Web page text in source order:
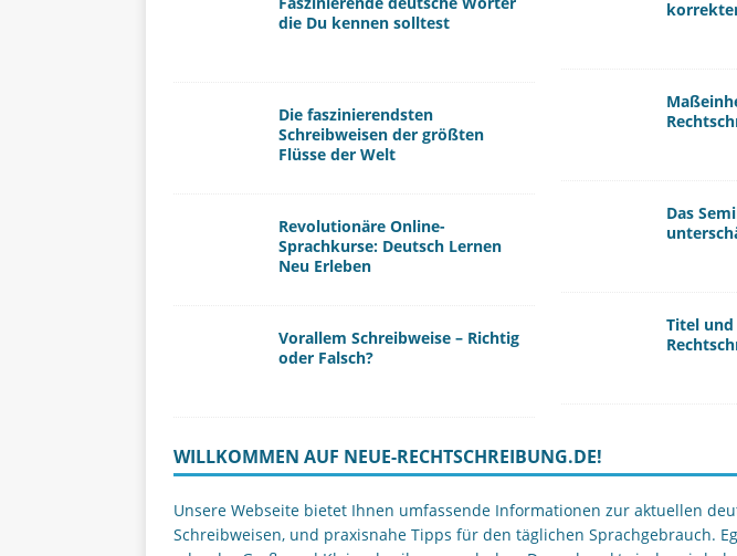
die Du kennen solltest
Die faszinierendsten
Schreibweisen der größten
Flüsse der Welt
Revolutionäre Online-
Sprachkurse: Deutsch Lernen
Neu Erleben
Vorallem Schreibweise – Richtig
oder Falsch?
Das
Titel und
WILLKOMMEN AUF NEUE-RECHTSCHREIBUNG.DE!
Unsere Webseite bietet Ihnen umfassende Informationen zur aktuellen
Schreibweisen, und praxisnahe Tipps für den täglichen Sprachgebrauch.